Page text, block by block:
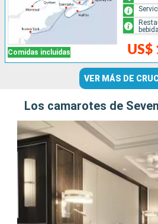
Comidas incluidas US$
VER MÁS DE
Los camarotes de